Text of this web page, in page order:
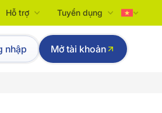
Hỗ trợ Tuyển dụng
Tiếng Việt
English
nhập Mở tài khoản